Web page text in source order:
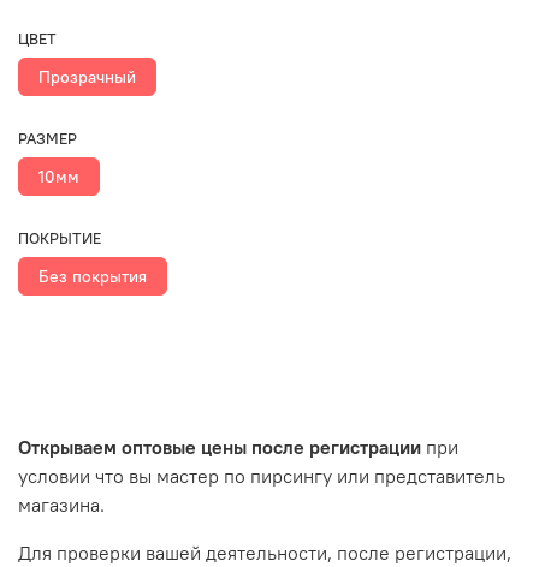
ЦВЕТ
Прозрачный
РАЗМЕР
10мм
ПОКРЫТИЕ
Без покрытия
Открываем оптовые цены после регистрации при
условии что вы мастер по пирсингу или представитель
магазина.
Для проверки вашей деятельности, после регистрации,